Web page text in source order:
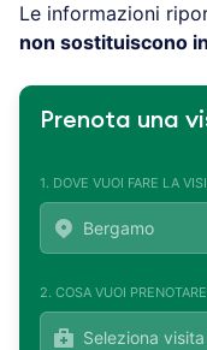
Le informazioni
non sostituiscono
Prenota una
1. DOVE VUOI FARE LA
2. COSA VUOI